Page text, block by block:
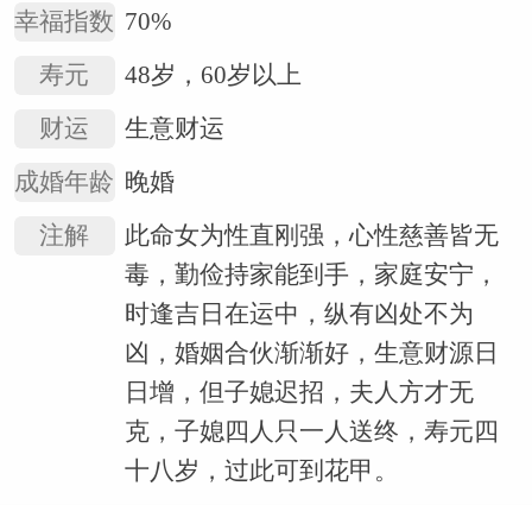
幸福指数 70%
寿元
48岁，60岁以上
财运
生意财运
成婚年龄 晚婚
注解
此命女为性直刚强，心性慈善皆无
毒，勤俭持家能到手，家庭安宁，
时逢吉日在运中，纵有凶处不为
凶，婚姻合伙渐渐好，生意财源日
日增，但子媳迟招，夫人方才无
克，子媳四人只一人送终，寿元四
十八岁，过此可到花甲。